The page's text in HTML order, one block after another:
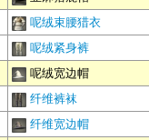
呢绒束腰猎衣
呢绒紧身裤
呢绒宽边帽
纤维裤袜
纤维宽边帽